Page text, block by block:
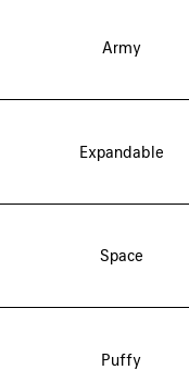
Army
Expandable
Space
Puffy